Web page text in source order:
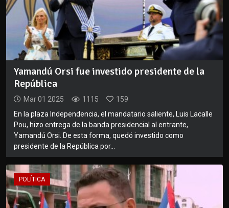
Yamandú Orsi fue investido presidente de la
República
Mar 01 2025 1115
159
En la plaza Independencia, el mandatario saliente, Luis Lacalle
Pou, hizo entrega de la banda presidencial al entrante,
Yamandú Orsi. De esta forma, quedó investido como
presidente de la República por...
POLÍTICA